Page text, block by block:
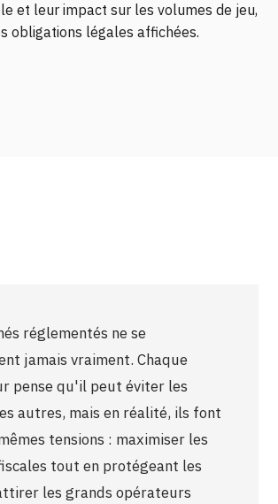
et leur impact sur les volumes de jeu,
obligations légales affichées.
réglementés ne se
jamais vraiment. Chaque
pense qu'il peut éviter les
autres, mais en réalité, ils font
tensions : maximiser les
tout en protégeant les
les grands opérateurs